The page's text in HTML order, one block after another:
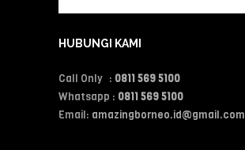
HUBUNGI KAMI
Call Only : 0811 569 5100
Whatsapp : 0811 569 5100
Email: amazingborneo.id@gmail.com